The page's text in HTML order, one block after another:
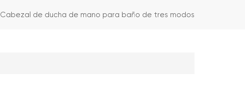
Cabezal de ducha de mano para baño de tres modos